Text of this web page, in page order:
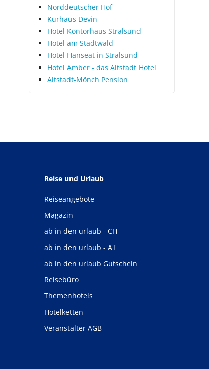
Norddeutscher Hof
Kurhaus Devin
Hotel Kontorhaus Stralsund
Hotel am Stadtwald
Hotel Hanseat in Stralsund
Hotel Amber - das Altstadt Hotel
Altstadt-Mönch Pension
Reise und Urlaub
Reiseangebote
Magazin
ab in den urlaub - CH
ab in den urlaub - AT
ab in den urlaub Gutschein
Reisebüro
Themenhotels
Hotelketten
Veranstalter AGB